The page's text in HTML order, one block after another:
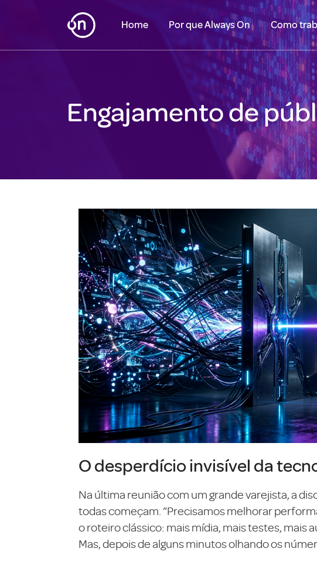
Home Por que Always On Como
Engajamento de
O desperdício invisível da
Na última reunião com um grande varejista, a
todas começam. “Precisamos melhorar
o roteiro clássico: mais mídia, mais testes, mais
Mas, depois de alguns minutos olhando os